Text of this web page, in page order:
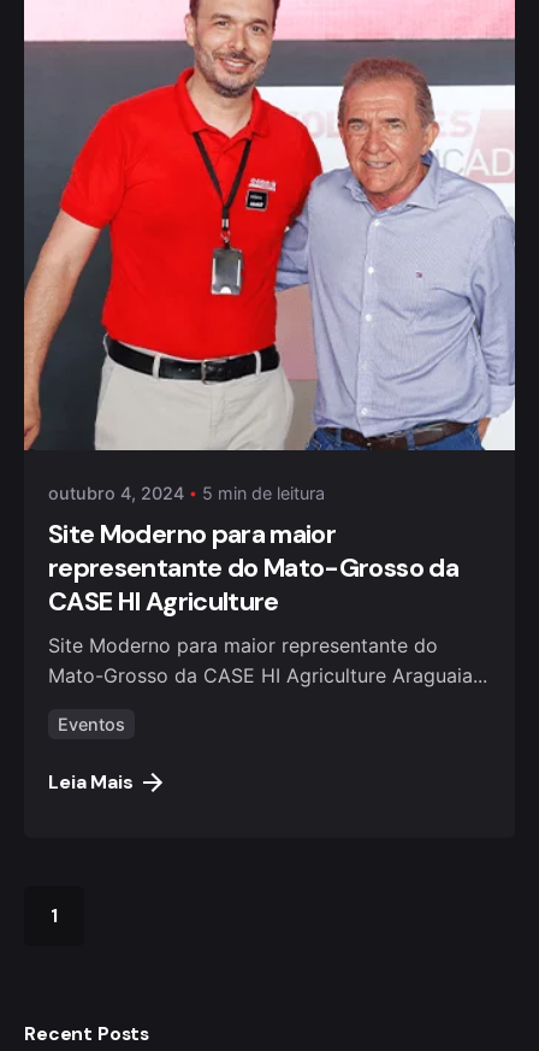
Recent Posts
Postado por
outubro 4, 2024 5 min de leitura
Site Moderno para maior
representante do Mato-Grosso da
CASE HI Agriculture
Site Moderno para maior representante do
Mato-Grosso da CASE HI Agriculture Araguaia...
Eventos
Leia Mais
1